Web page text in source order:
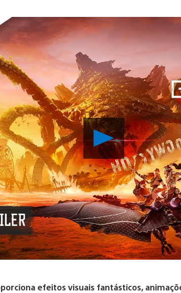
Reproduzir
Vídeo
efeitos visuais fantásticos,